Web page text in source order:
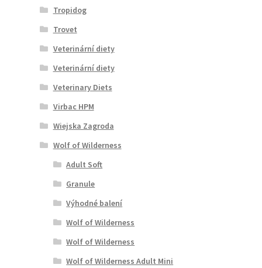
Tropidog
Trovet
Veterinární diety
Veterinární diety
Veterinary Diets
Virbac HPM
Wiejska Zagroda
Wolf of Wilderness
Adult Soft
Granule
Výhodné balení
Wolf of Wilderness
Wolf of Wilderness
Wolf of Wilderness Adult Mini